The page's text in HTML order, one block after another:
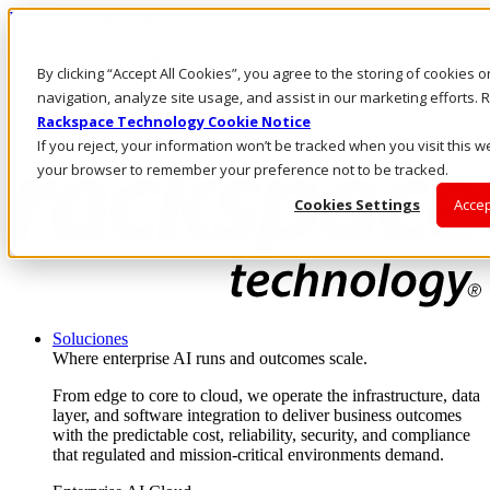
By clicking “Accept All Cookies”, you agree to the storing of cookies
navigation, analyze site usage, and assist in our marketing efforts.
Rackspace Technology Cookie Notice
If you reject, your information won’t be tracked when you visit this
your browser to remember your preference not to be tracked.
Cookies Settings
Pasar al contenido principal
LLÁMENOS
Inversionistas
Mercado
ACCESO Y SOPORTE
Soluciones
Where enterprise AI runs and outcomes scale.
From edge to core to cloud, we operate the infrastructure, data
layer, and software integration to deliver business outcomes
with the predictable cost, reliability, security, and compliance
that regulated and mission-critical environments demand.